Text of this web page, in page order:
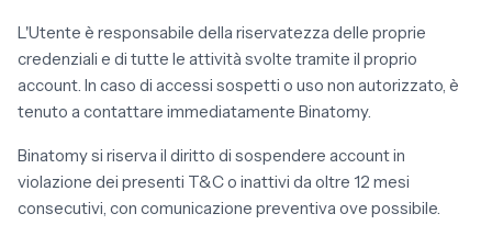
L'Utente è responsabile della riservatezza delle proprie
credenziali e di tutte le attività svolte tramite il proprio
account. In caso di accessi sospetti o uso non autorizzato, è
tenuto a contattare immediatamente Binatomy.
Binatomy si riserva il diritto di sospendere account in
violazione dei presenti T&C o inattivi da oltre 12 mesi
consecutivi, con comunicazione preventiva ove possibile.